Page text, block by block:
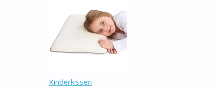
Kinderkissen